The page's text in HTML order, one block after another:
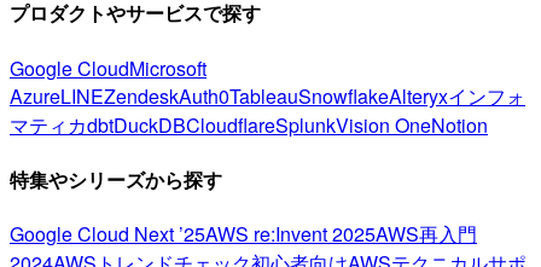
プロダクトやサービスで探す
Google CloudMicrosoft
AzureLINEZendeskAuth0TableauSnowflakeAlteryxインフォ
マティカdbtDuckDBCloudflareSplunkVision OneNotion
特集やシリーズから探す
Google Cloud Next ’25AWS re:Invent 2025AWS再入門